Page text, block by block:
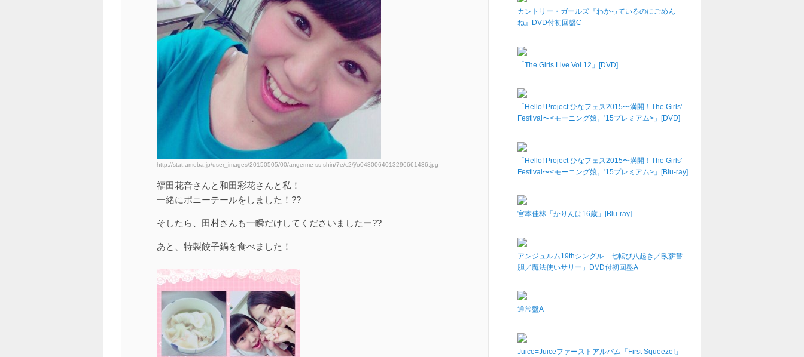
http://stat.ameba.jp/user_images/20150505/00/angerme-ss-shin/7e/c2/j/o0480064013296661436.jpg
福田花音さんと和田彩花さんと私！
一緒にポニーテールをしました！??
そしたら、田村さんも一瞬だけしてくださいましたー??
あと、特製餃子鍋を食べました！
カントリー・ガールズ『わかっているのにごめん
ね』DVD付初回盤C
「The Girls Live Vol.12」[DVD]
「Hello! Project ひなフェス2015〜満開！The Girls'
Festival〜<モーニング娘。'15プレミアム>」[DVD]
「Hello! Project ひなフェス2015〜満開！The Girls'
Festival〜<モーニング娘。'15プレミアム>」[Blu-ray]
宮本佳林「かりんは16歳」[Blu-ray]
アンジュルム19thシングル「七転び八起き／臥薪嘗
胆／魔法使いサリー」DVD付初回盤A
通常盤A
Juice=Juiceファーストアルバム「First Squeeze!」